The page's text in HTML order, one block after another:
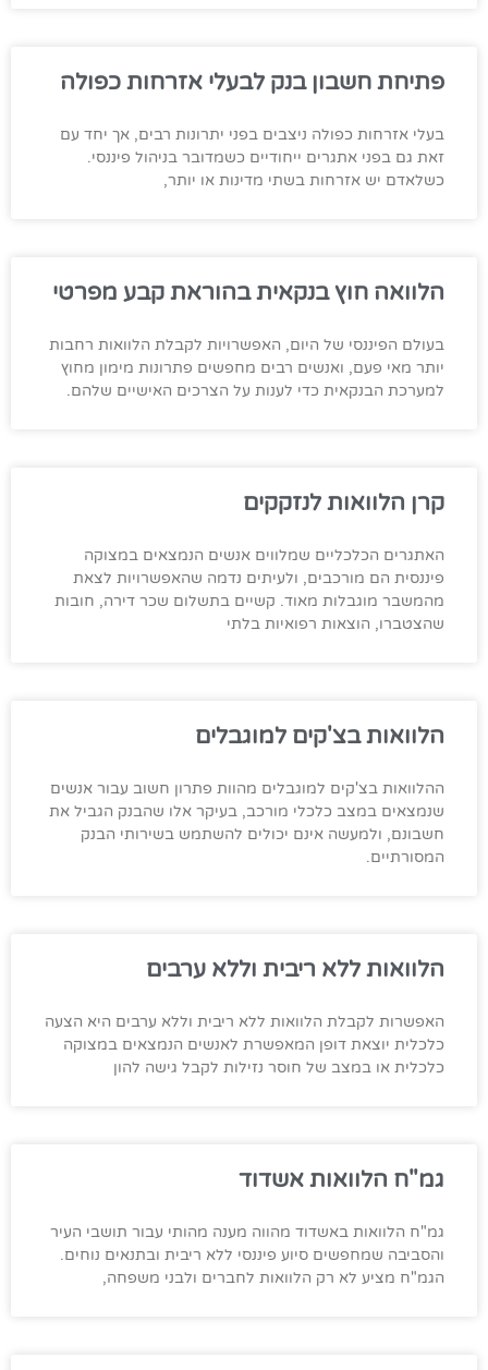
פתיחת חשבון בנק לבעלי אזרחות כפולה
בעלי אזרחות כפולה ניצבים בפני יתרונות רבים, אך יחד עם
זאת גם בפני אתגרים ייחודיים כשמדובר בניהול פיננסי.
כשלאדם יש אזרחות בשתי מדינות או יותר,
הלוואה חוץ בנקאית בהוראת קבע מפרטי
בעולם הפיננסי של היום, האפשרויות לקבלת הלוואות רחבות
יותר מאי פעם, ואנשים רבים מחפשים פתרונות מימון מחוץ
למערכת הבנקאית כדי לענות על הצרכים האישיים שלהם.
קרן הלוואות לנזקקים
האתגרים הכלכליים שמלווים אנשים הנמצאים במצוקה
פיננסית הם מורכבים, ולעיתים נדמה שהאפשרויות לצאת
מהמשבר מוגבלות מאוד. קשיים בתשלום שכר דירה, חובות
שהצטברו, הוצאות רפואיות בלתי
הלוואות בצ'קים למוגבלים
ההלוואות בצ'קים למוגבלים מהוות פתרון חשוב עבור אנשים
שנמצאים במצב כלכלי מורכב, בעיקר אלו שהבנק הגביל את
חשבונם, ולמעשה אינם יכולים להשתמש בשירותי הבנק
המסורתיים.
הלוואות ללא ריבית וללא ערבים
האפשרות לקבלת הלוואות ללא ריבית וללא ערבים היא הצעה
כלכלית יוצאת דופן המאפשרת לאנשים הנמצאים במצוקה
כלכלית או במצב של חוסר נזילות לקבל גישה להון
גמ"ח הלוואות אשדוד
גמ"ח הלוואות באשדוד מהווה מענה מהותי עבור תושבי העיר
והסביבה שמחפשים סיוע פיננסי ללא ריבית ובתנאים נוחים.
הגמ"ח מציע לא רק הלוואות לחברים ולבני משפחה,